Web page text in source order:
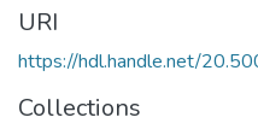
URI
https://hdl.handle.net/
Collections